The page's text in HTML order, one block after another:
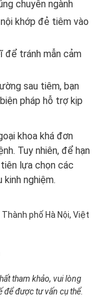
chuyên ngành
khớp đẻ tiêm vào
để tránh mẫn cảm
sau tiêm, bạn
pháp hỗ trợ kịp
khoa khá đơn
Tuy nhiên, để hạn
lựa chọn các
nghiệm.
phố Hà Nội, Việt
tham khảo, vui lòng
để được tư vấn cụ thể.